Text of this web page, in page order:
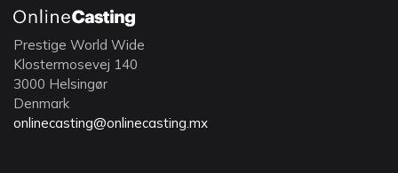
Prestige World Wide
Klostermosevej 140
3000 Helsingør
Denmark
onlinecasting@onlinecasting.mx